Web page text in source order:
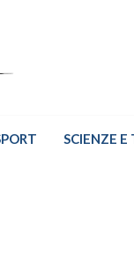
SCIENZE E